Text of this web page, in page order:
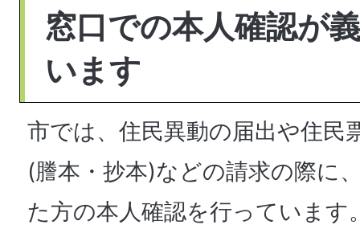
窓口での本人確認が
います
市では、住民異動の届出や住民
(謄本・抄本)などの請求の際に
た方の本人確認を行っています